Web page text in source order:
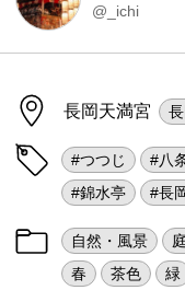
@_ichi
長岡天満宮
#つつじ #八
#錦水亭
#長
自然・風景
春
茶色 緑